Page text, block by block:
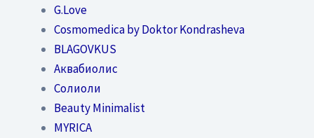
G.Love
Cosmomedica by Doktor Kondrasheva
BLAGOVKUS
Аквабиолис
Солиоли
Beauty Minimalist
MYRICA